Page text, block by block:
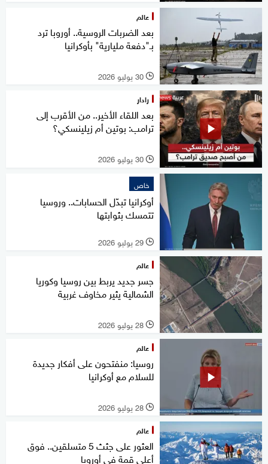
عالم
بعد الضربات الروسية.. أوروبا ترد
بـ"دفعة مليارية" بأوكرانيا
l 30 يوليو 2026
رادار
بعد اللقاء الأخير.. من الأقرب إلى
ترامب: بوتين أم زيلينسكي؟
l 30 يوليو 2026
خاص
أوكرانيا تبدّل الحسابات.. وروسيا
تتمسك بثوابتها
l 29 يوليو 2026
عالم
جسر جديد يربط بين روسيا وكوريا
الشمالية يثير مخاوف غربية
l 28 يوليو 2026
عالم
روسيا: منفتحون على أفكار جديدة
للسلام مع أوكرانيا
l 28 يوليو 2026
عالم
العثور على جثث 5 متسلقين.. فوق
أعلى قمة في أوروبا